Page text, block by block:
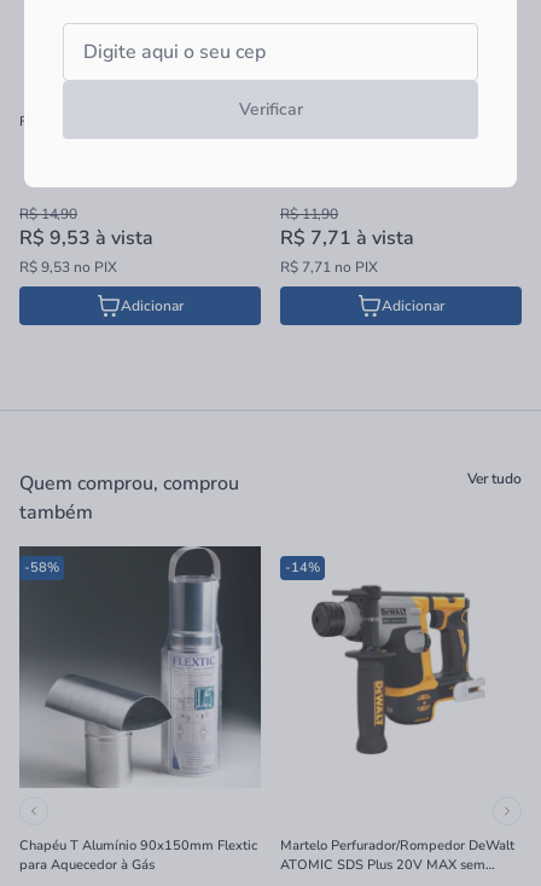
Verificar
Fita Crepe Tigre 24mmx50m
R$ 14,90
R$ 9,53 à vista
R$ 9,53 no PIX
Adicionar
R$ 11,90
R$ 7,71 à vista
R$ 7,71 no PIX
Adicionar
Quem comprou, comprou
também
Ver tudo
-58%
Chapéu T Alumínio 90x150mm Flextic
para Aquecedor à Gás
-14%
Martelo Perfurador/Rompedor DeWalt
ATOMIC SDS Plus 20V MAX sem